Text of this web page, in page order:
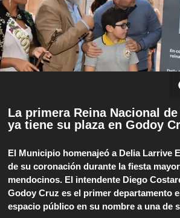
La primera Reina Nacional
ya tiene su plaza en Godoy
El Municipio homenajeó a Delia Larrive
de su coronación durante la fiesta
mendocinos. El intendente Diego
Godoy Cruz es el primer departamento
espacio público en su nombre a una de